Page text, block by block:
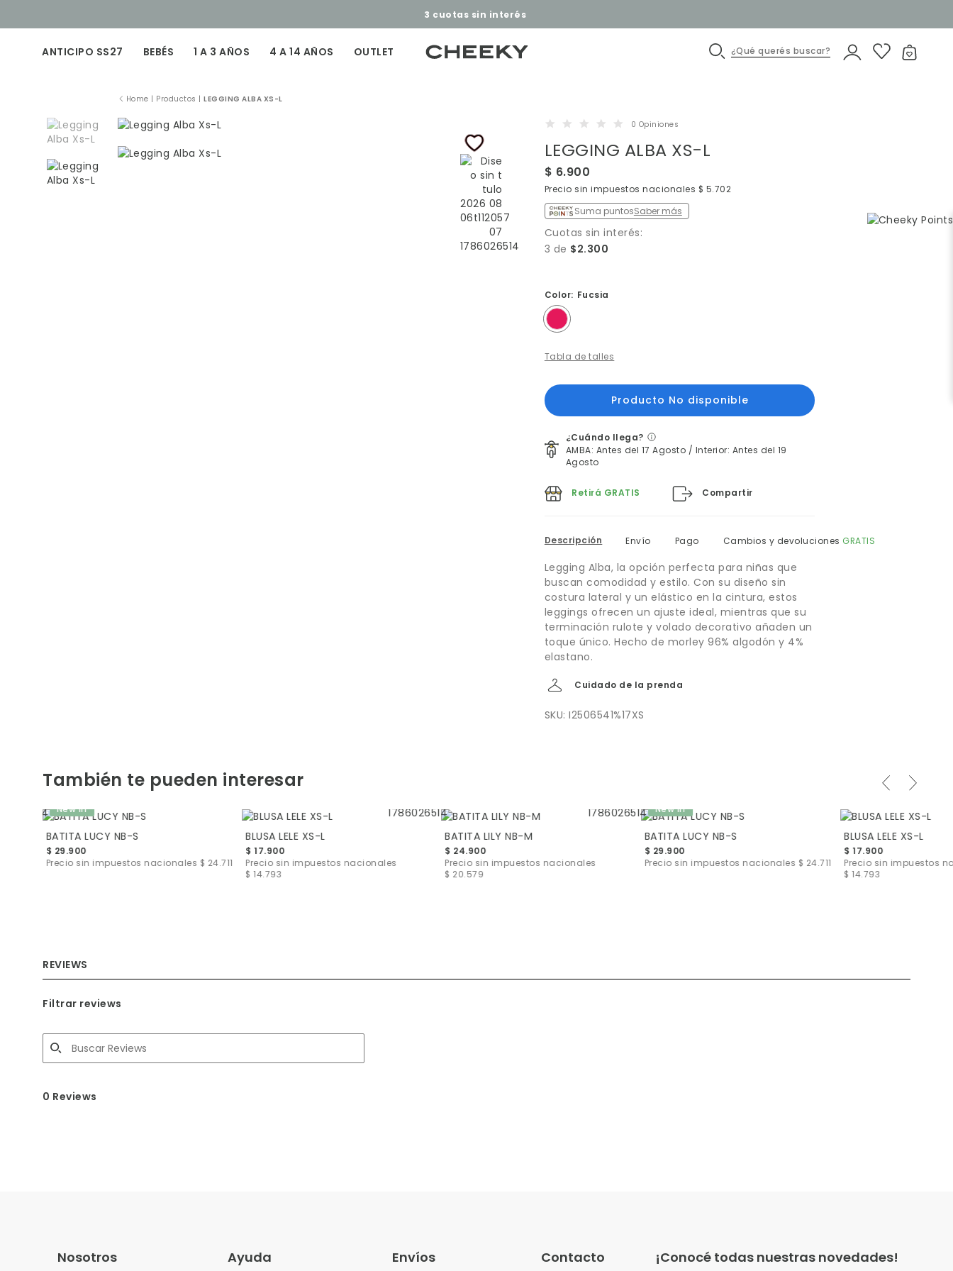
3 cuotas sin interés​ ​
ANTICIPO SS27 BEBÉS 1 A 3 AÑOS 4 A 14 AÑOS OUTLET ¿Qué querés buscar?
Home | Productos |LEGGING ALBA XS-L
0 Opiniones
LEGGING ALBA XS-L
$ 6.900
Precio sin impuestos nacionales $ 5.702
Suma puntosSaber más
Cuotas sin interés:
3 de $2.300
Color: Fucsia
Tabla de talles
¿Cuándo llega?
AMBA: Antes del 17 Agosto / Interior: Antes del 19
Agosto
Retirá GRATIS Compartir
Descripción Envío Pago Cambios y devoluciones GRATIS
Legging Alba, la opción perfecta para niñas que
buscan comodidad y estilo. Con su diseño sin
costura lateral y un elástico en la cintura, estos
leggings ofrecen un ajuste ideal, mientras que su
terminación rulote y volado decorativo añaden un
toque único. Hecho de morley 96% algodón y 4%
elastano.
Cuidado de la prenda
SKU: I2506541%17XS
También te pueden interesar
New in
BATITA LUCY NB-S
$ 29.900
Precio sin impuestos nacionales $ 24.711
BLUSA LELE XS-L
$ 17.900
Precio sin impuestos nacionales
$ 14.793
BATITA LILY NB-M
$ 24.900
Precio sin impuestos nacionales
$ 20.579
New in
BATITA LUCY NB-S
$ 29.900
Precio sin impuestos nacionales $ 24.711
BLUSA LELE XS-L
$ 17.900
Precio sin impuestos
$ 14.793
REVIEWS
Filtrar reviews
0 Reviews
Nosotros Ayuda Envíos Contacto ¡Conocé todas nuestras novedades!